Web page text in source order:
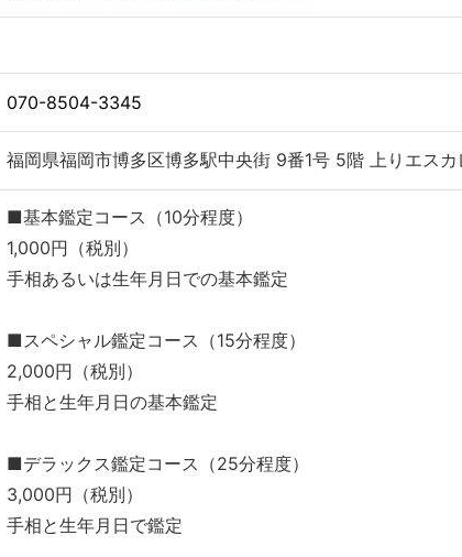
070-8504-3345
福岡県福岡市博多区博多駅中央街 9番1号 5階 上りエス
■基本鑑定コース（10分程度）
1,000円（税別）
手相あるいは生年月日での基本鑑定
■スペシャル鑑定コース（15分程度）
2,000円（税別）
手相と生年月日の基本鑑定
■デラックス鑑定コース（25分程度）
3,000円（税別）
手相と生年月日で鑑定